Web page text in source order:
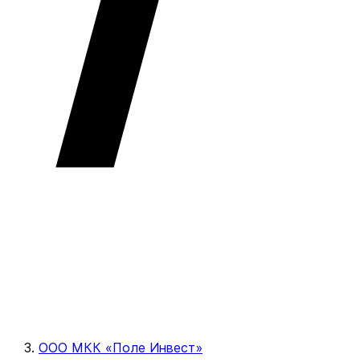
ООО МКК «Поле Инвест»